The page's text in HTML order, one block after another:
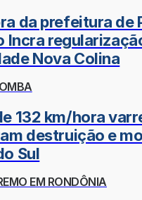
da prefeitura de
Incra
Nova Colina
132 km/hora
destruição e
Sul
EM RONDÔNIA